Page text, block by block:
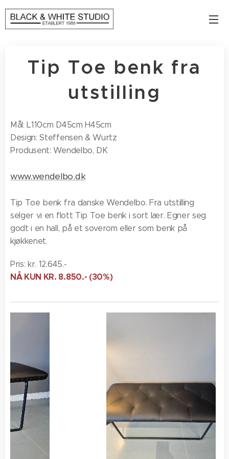
Tip Toe benk fra
utstilling
Mål: L110cm D45cm H45cm
Design: Steffensen & Wurtz
Produsent:Wendelbo, DK
www.wendelbo.dk
Tip Toe benk fra danske Wendelbo. Fra utstilling
selger vi en flott Tip Toe benk i sort lær. Egner seg
godt i en hall, på et soverom eller som benk på
kjøkkenet.
Pris: kr. 12.645.-
NÅ KUN KR. 8.850.- (30%)